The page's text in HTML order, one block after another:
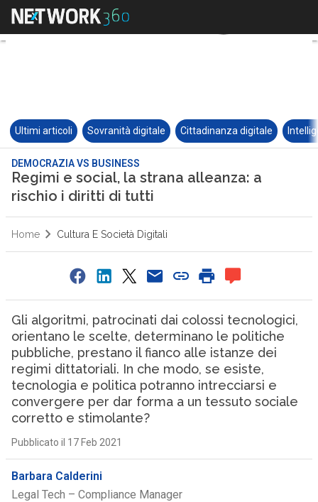
Ultimi articoli Sovranità digitale Cittadinanza digitale
DEMOCRAZIA VS BUSINESS
Regimi e social, la strana alleanza: a
rischio i diritti di tutti
Home Cultura E Società Digitali
Gli algoritmi, patrocinati dai colossi tecnologici,
orientano le scelte, determinano le politiche
pubbliche, prestano il fianco alle istanze dei
regimi dittatoriali. In che modo, se esiste,
tecnologia e politica potranno intrecciarsi e
convergere per dar forma a un tessuto sociale
corretto e stimolante?
Pubblicato il 17 Feb 2021
Barbara Calderini
Legal Tech – Compliance Manager